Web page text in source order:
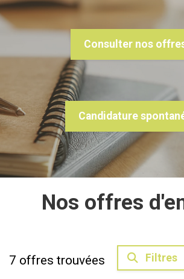
Consulter nos
Candidature
Nos offres
7 offres trouvées Filtres